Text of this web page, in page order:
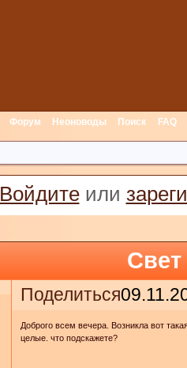
Форум Неоноводы Поиск FAQ
Войдитеили
Свет
Поделиться
Доброго всем вечера. Возникла вот
целые. что подскажете?